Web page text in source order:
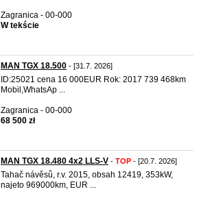
Zagranica - 00-000
W tekście
MAN TGX 18.500 - [31.7. 2026]
ID:25021 cena 16 000EUR Rok: 2017 739 468km
Mobil,WhatsAp ...
Zagranica - 00-000
68 500 zł
MAN TGX 18.480 4x2 LLS-V - TOP - [20.7. 2026]
Tahač návěsů, r.v. 2015, obsah 12419, 353kW,
najeto 969000km, EUR ...